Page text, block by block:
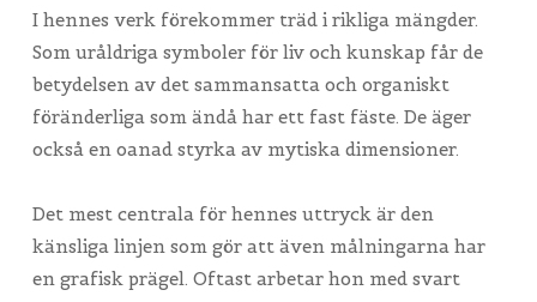
I hennes verk förekommer träd i rikliga mängder.
Som uråldriga symboler för liv och kunskap får de
betydelsen av det sammansatta och organiskt
föränderliga som ändå har ett fast fäste. De äger
också en oanad styrka av mytiska dimensioner.
Det mest centrala för hennes uttryck är den
känsliga linjen som gör att även målningarna har
en grafisk prägel. Oftast arbetar hon med svart